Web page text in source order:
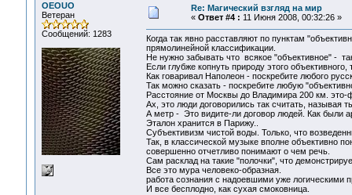
OEOUO
Ветеран
Сообщений: 1283
Re: Магический взгляд на мир
« Ответ #4 : 11 Июня 2008, 00:32:26 »
Когда так явно расставляют по пунктам
прямолинейной классификации.
Не нужно забывать что всякое "объективное" -
Если глубже копнуть природу этого
Как говаривал Наполеон - поскребите любого
Так можно сказать - поскребите любую
Расстояние от Москвы до Владимира 200 км. это-
Ах, это люди договорились так считать, называя
А метр - Это видите-ли договор людей. Как были
Эталон хранится в Парижу..
Субъективизм чистой воды. Только, что
Так, в классической музыке вполне объективно
совершенно отчетливо понимают о чем речь.
Сам расклад на такие "полочки", что
Все это мура человеко-образная.
работа сознания с надоевшими уже логическими
И все бесплодно, как сухая смоковница.